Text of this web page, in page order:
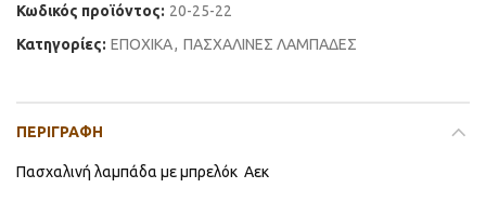
Κωδικός προϊόντος: 20-25-22
Κατηγορίες: ΕΠΟΧΙΚΑ, ΠΑΣΧΑΛΙΝΕΣ ΛΑΜΠΑΔΕΣ
ΠΕΡΙΓΡΑΦΉ
Πασχαλινή λαμπάδα με μπρελόκ Αεκ